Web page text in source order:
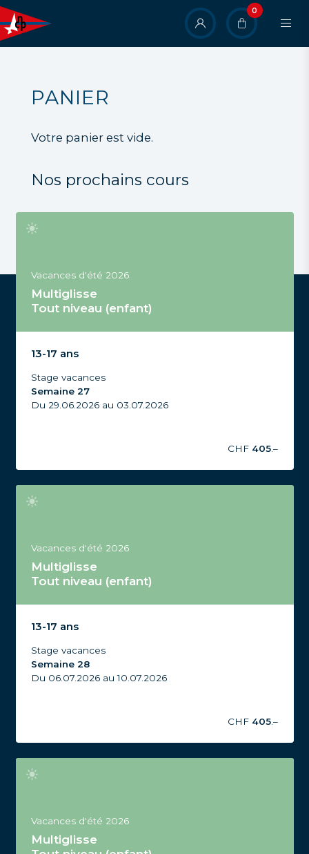
Aller
au
contenu
principal
User
account
0
PANIER
Votre panier est vide.
Nos prochains cours
Vacances d'été 2026
Multiglisse
Tout niveau (enfant)
13-17 ans
Stage vacances
Semaine 27
Du 29.06.2026 au 03.07.2026
CHF 405.–
Vacances d'été 2026
Multiglisse
Tout niveau (enfant)
13-17 ans
Stage vacances
Semaine 28
Du 06.07.2026 au 10.07.2026
CHF 405.–
Vacances d'été 2026
Multiglisse